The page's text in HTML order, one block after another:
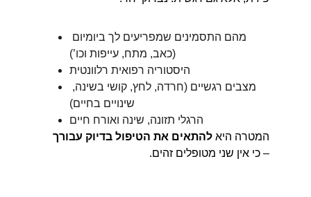
מהם התסמינים שמפריעים לך ביומיום
(כאב, מתח, עייפות וכו’)
היסטוריה רפואית רלוונטית
מצבים רגשיים (חרדה, לחץ, קושי בשינה,
שינויים בחיים)
הרגלי תזונה, שינה ואורח חיים
המטרה היא להתאים את הטיפול בדיוק עבורך
– כי אין שני מטופלים זהים.